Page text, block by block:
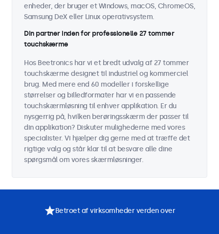
enheder, der bruger et Windows, macOS, ChromeOS,
Samsung DeX eller Linux operativsystem.
Din partner inden for professionelle 27 tommer
touchskærme
Hos Beetronics har vi et bredt udvalg af 27 tommer
touchskærme designet til industriel og kommerciel
brug. Med mere end 60 modeller i forskellige
størrelser og billedformater har vi en passende
touchskærmløsning til enhver applikation. Er du
nysgerrig på, hvilken berøringsskærm der passer til
din applikation? Diskuter mulighederne med vores
specialister. Vi hjælper dig gerne med at træffe det
rigtige valg og står klar til at besvare alle dine
spørgsmål om vores skærmløsninger.
Betroet af virksomheder verden over